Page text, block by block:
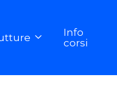

Info
corsi